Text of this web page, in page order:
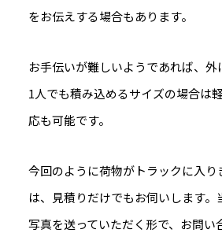
をお伝えする場合もあります。
お手伝いが難しいようであれば、外
1人でも積み込めるサイズの場合は
応も可能です。
今回のように荷物がトラックに入り
は、見積りだけでもお伺いします。
写真を送っていただく形で、お問い